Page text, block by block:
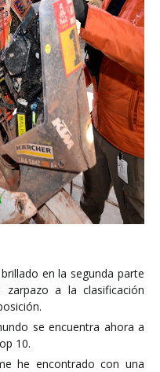
en la segunda parte
a la clasificación
se encuentra ahora a
10.
he encontrado con una